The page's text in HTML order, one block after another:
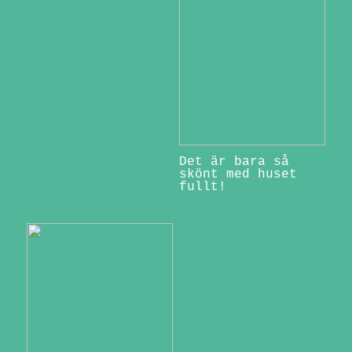
Det är bara så
skönt med huset
fullt!